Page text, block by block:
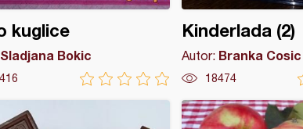
kuglice
Sladjana Bokic
Kinderlada (2)
Autor: Branka Cosic
18474